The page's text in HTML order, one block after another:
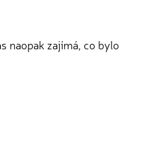
naopak zajímá, co bylo